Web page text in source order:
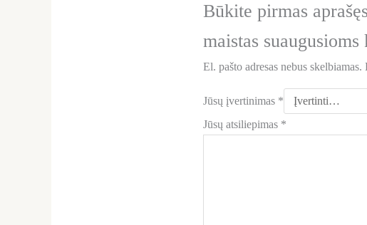
Būkite pirmas
maistas
El. pašto adresas nebus skelbiamas.
Jūsų įvertinimas *
Jūsų atsiliepimas *